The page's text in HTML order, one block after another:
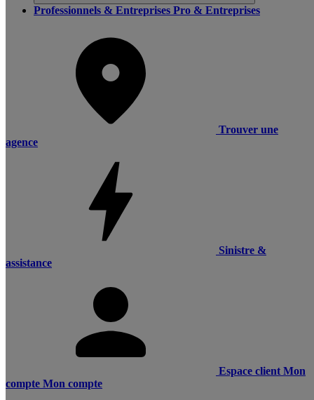
Professionnels & Entreprises Pro & Entreprises
Trouver une
agence
Sinistre &
assistance
Espace client Mon
compte Mon compte